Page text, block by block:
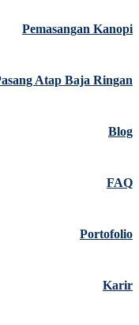
Pemasangan Kanopi
Atap Baja Ringan
Blog
FAQ
Portofolio
Karir